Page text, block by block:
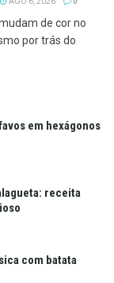
de cor no
por trás do
em hexágonos
receita
com batata